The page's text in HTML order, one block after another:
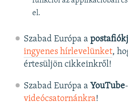
el.
Szabad Európa a
ingyenes hírlevelünket,
értesüljön cikkeinkről!
Szabad Európa a YouTube
videócsatornánkra!